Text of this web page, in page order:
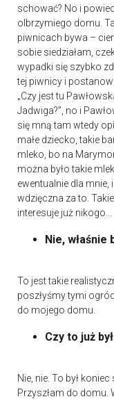
schować? No i
olbrzymiego domu.
piwnicach bywa –
sobie siedziałam,
wypadki się szybko
tej piwnicy i
„Czy jest tu
Jadwiga?”, no i
się mną tam wtedy
małe dziecko, takie
mleko, bo na
można było takie
ewentualnie dla mnie,
wdzięczna za to.
interesuje już nikogo...
Nie, właśnie
To jest takie
poszłyśmy tymi
do mojego domu.
Czy to już
Nie, nie. To był
Przyszłam do domu.